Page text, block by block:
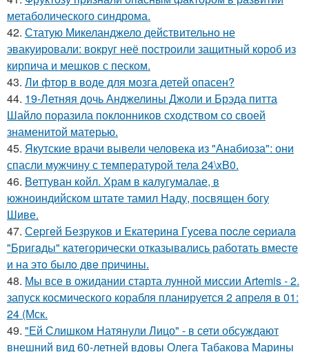
метаболического синдрома.
42. Статую Микеланджело действительно не
эвакуировали: вокруг неё построили защитный короб из
кирпича и мешков с песком.
43. Ли фтор в воде для мозга детей опасен?
44. 19-Летняя дочь Анджелины Джоли и Брэда питта
Шайло поразила поклонников сходством со своей
знаменитой матерью.
45. Якутские врачи вывели человека из "Анабиоза": они
спасли мужчину с температурой тела 24\xB0.
46. Веттуван койл. Храм в калугумалае, в
южноиндийском штате тамил Наду, посвящен богу
Шиве.
47. Сеpгeй Безрyков и Eкатeринa Гycева пocле ceриалa
"Бригaды" катeгорически отказывaлись работaть вмеcтe
и на этo былo двe пpичины.
48. Мы все в ожидании старта лунной миссии Artemis - 2.
запуск космического корабля планируется 2 апреля в 01:
24 (Мск.
49. "Ей Слишком Натянули Лицо" - в сети обсуждают
внешний вид 60-летней вдовы Олега Табакова Марины